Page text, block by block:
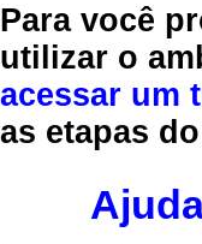
Para você
utilizar o
acessar um
as etapas